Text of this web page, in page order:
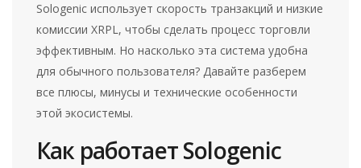
Sologenic использует скорость транзакций и низкие
комиссии XRPL, чтобы сделать процесс торговли
эффективным. Но насколько эта система удобна
для обычного пользователя? Давайте разберем
все плюсы, минусы и технические особенности
этой экосистемы.
Как работает Sologenic